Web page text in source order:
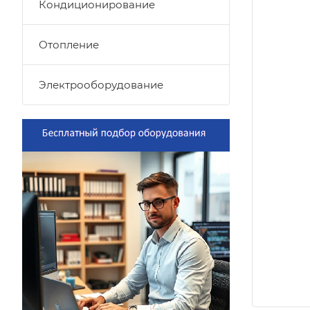
Кондиционирование
Отопление
Электрооборудование